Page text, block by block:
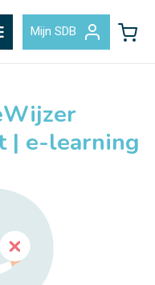
Mijn SDB
| e-learning